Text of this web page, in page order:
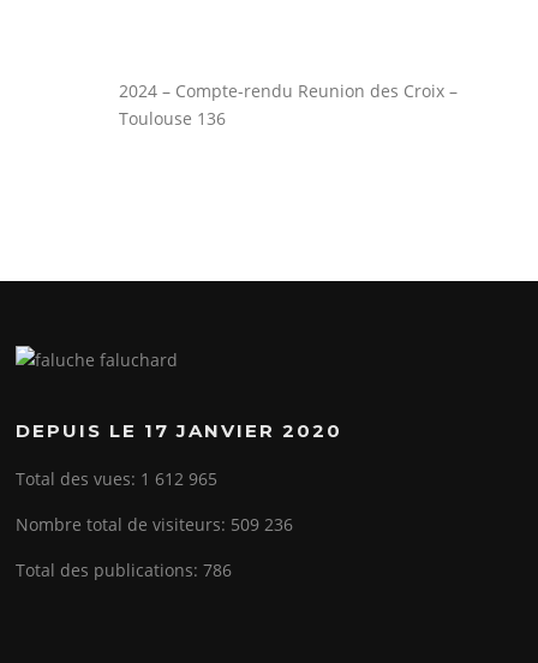
2024 – Compte-rendu Reunion des Croix –
Toulouse 136
DEPUIS LE 17 JANVIER 2020
Total des vues: 1 612 965
Nombre total de visiteurs: 509 236
Total des publications:786